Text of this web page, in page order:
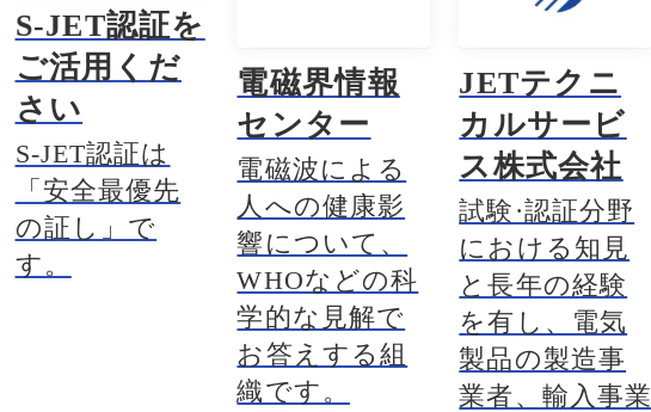
S-JET認証を
ご活用くだ
さい
S-JET認証は
「安全最優先
の証し」で
す。
電磁界情報
センター
電磁波による
人への健康影
響について、
WHOなどの科
学的な見解で
お答えする組
織です。
JETテクニ
カルサービ
ス株式会社
試験·認証分野
における知見
と長年の経験
を有し、電気
製品の製造事
業者、輸入事業